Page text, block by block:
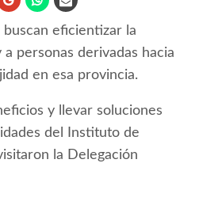
buscan eficientizar la
personas derivadas hacia
en esa provincia.
y llevar soluciones
del Instituto de
la Delegación